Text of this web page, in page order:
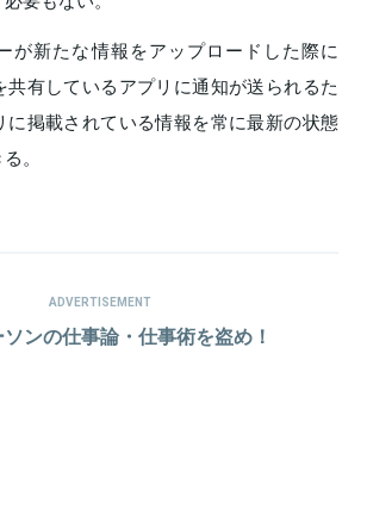
が新たな情報をアップロードした際に
共有しているアプリに通知が送られるた
に掲載されている情報を常に最新の状態
。
ADVERTISEMENT
ンの仕事論・仕事術を盗め！